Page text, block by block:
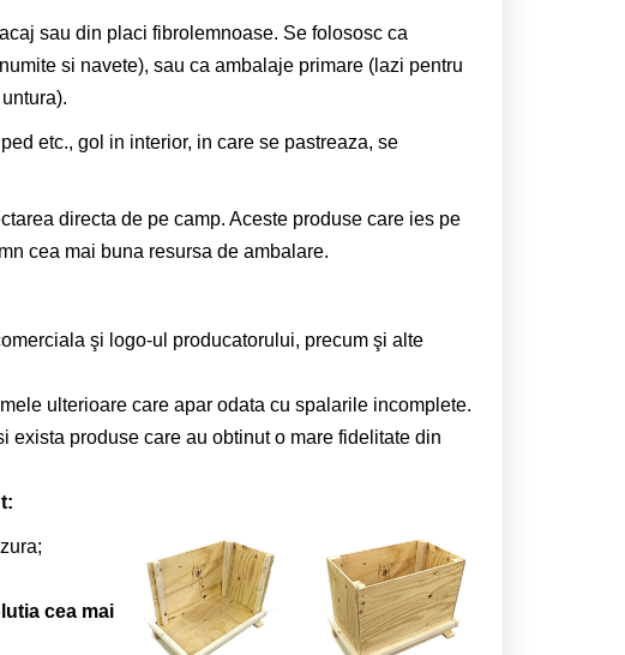
sau din placi fibrolemnoase. Se folososc ca
si navete), sau ca ambalaje primare (lazi pentru
etc., gol in interior, in care se pastreaza, se
directa de pe camp. Aceste produse care ies pe
cea mai buna resursa de ambalare.
şi logo-ul producatorului, precum şi alte
ulterioare care apar odata cu spalarile incomplete.
exista produse care au obtinut o mare fidelitate din
cea mai